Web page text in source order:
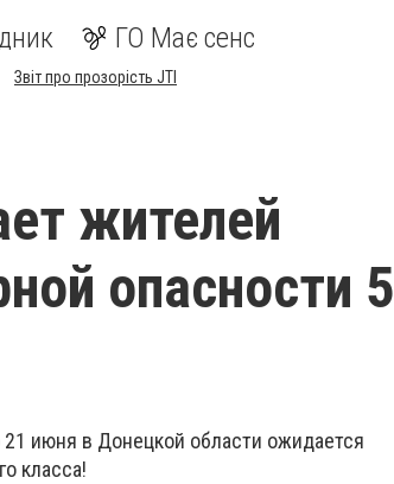
ГО Має сенс
Звіт про прозорість JTI
жителей
опасности 5
июня в Донецкой области ожидается
класса!